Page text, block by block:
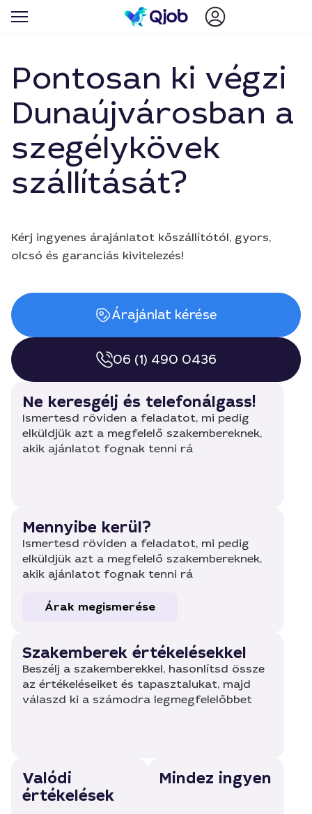
Pontosan ki végzi
Dunaújvárosban a
szegélykövek
szállítását?
Kérj ingyenes árajánlatot kőszállítótól, gyors,
olcsó és garanciás kivitelezés!
Árajánlat kérése
06 (1) 490 0436
Ne keresgélj és telefonálgass!
Ismertesd röviden a feladatot, mi pedig
elküldjük azt a megfelelő szakembereknek,
akik ajánlatot fognak tenni rá
Mennyibe kerül?
Ismertesd röviden a feladatot, mi pedig
elküldjük azt a megfelelő szakembereknek,
akik ajánlatot fognak tenni rá
Árak megismerése
Szakemberek értékelésekkel
Beszélj a szakemberekkel, hasonlítsd össze
az értékeléseiket és tapasztalukat, majd
válaszd ki a számodra legmegfelelőbbet
Valódi
értékelések
Mindez ingyen